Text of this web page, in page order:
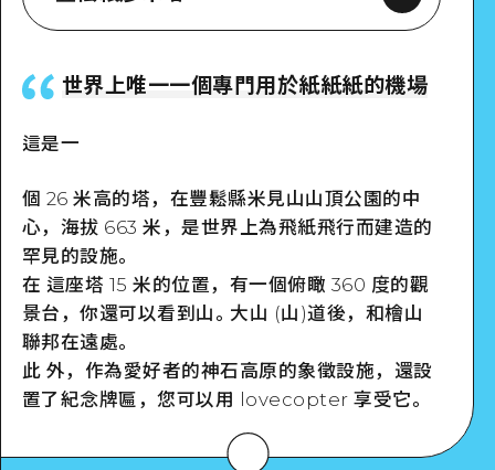
詳細看看
世界上唯一一個專門用於紙紙紙的機場
這是一
個 26 米高的塔，在豐鬆縣米見山山頂公園的中
心，海拔 663 米，是世界上為飛紙飛行而建造的
罕見的設施。
在 這座塔 15 米的位置，有一個俯瞰 360 度的觀
景台，你還可以看到山。大山 (山)道後，和檜山
聯邦在遠處。
此 外，作為愛好者的神石高原的象徵設施，還設
置了紀念牌匾，您可以用 lovecopter 享受它。